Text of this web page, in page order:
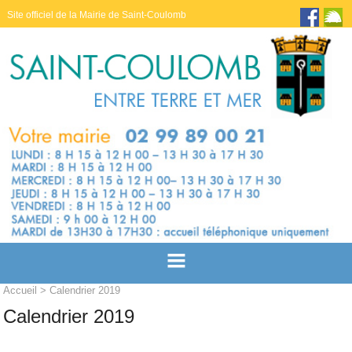
Site officiel de la Mairie de Saint-Coulomb
Accueil > Calendrier 2019
Calendrier 2019